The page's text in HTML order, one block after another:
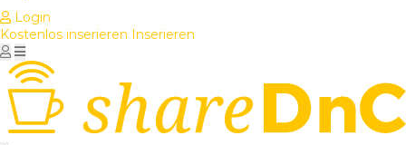
Login
Kostenlos inserieren Inserieren